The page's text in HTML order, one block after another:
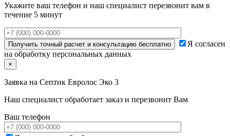
Укажите ваш телефон и наш специалист перезвонит вам в
течение 5 минут
Я согласен
на обработку персональных данных
×
Заявка на Септик Евролос Эко 3
Наш специалист обработает заказ и перезвонит Вам
Ваш телефон